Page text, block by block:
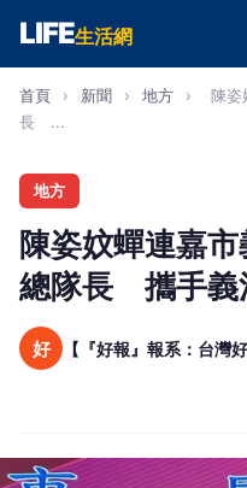
LIFE生活網
首頁 › 新聞 › 地方 ›
陳姿
長 ...
地方
陳姿妏蟬連嘉
總隊長 攜手義
好 【『好報』報系：台灣好